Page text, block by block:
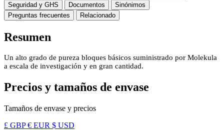
Seguridad y GHS
Documentos
Sinónimos
Preguntas frecuentes
Relacionado
Resumen
Un alto grado de pureza bloques básicos suministrado por Molekula
a escala de investigación y en gran cantidad.
Precios y tamaños de envase
Tamaños de envase y precios
£ GBP€ EUR $ USD